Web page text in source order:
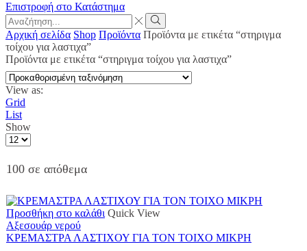
Επιστροφή στο Κατάστημα
Search
input
Search
Αρχική σελίδα Shop Προϊόντα Προϊόντα με ετικέτα “στηριγμα
τοίχου για λαστιχα”
Προϊόντα με ετικέτα “στηριγμα τοίχου για λαστιχα”
View as:
Grid
List
Show
Products
page
100 σε απόθεμα
Προσθήκη στο καλάθι Quick View
Αξεσουάρ νερού
ΚΡΕΜΑΣΤΡΑ ΛΑΣΤΙΧΟΥ ΓΙΑ ΤΟΝ ΤΟΙΧΟ ΜΙΚΡΗ